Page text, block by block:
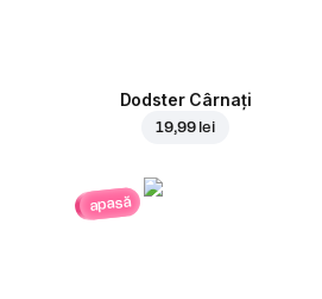
Dodster Cârnați
19,99 lei
apasă